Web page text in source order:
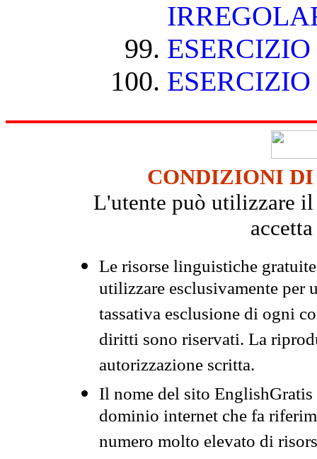
CONDIZIONI DI
L'utente può utilizzare il
Le risorse linguistiche
utilizzare esclusivamente per
tassativa esclusione di ogni
diritti sono riservati. La
autorizzazione scritta.
Il nome del sito
dominio internet che fa
numero molto elevato di